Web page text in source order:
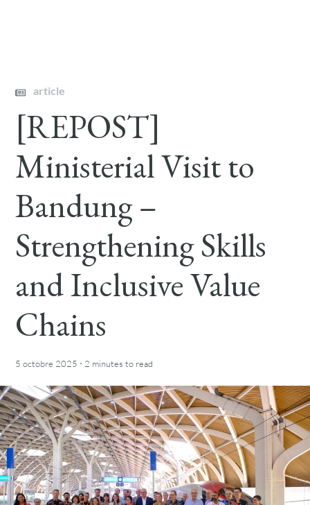
article
[REPOST]
Ministerial Visit to
Bandung –
Strengthening Skills
and Inclusive Value
Chains
5 octobre 2025 · 2 minutes to read